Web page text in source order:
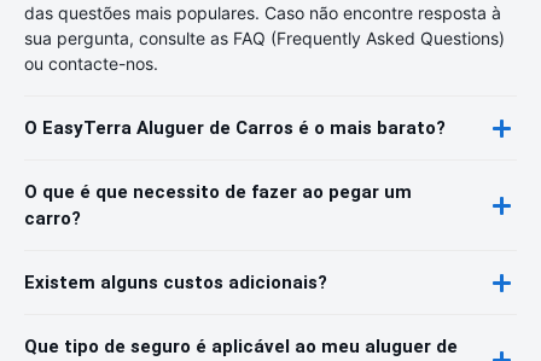
das questões mais populares. Caso não encontre resposta à
sua pergunta, consulte as FAQ (Frequently Asked Questions)
ou contacte-nos.
O EasyTerra Aluguer de Carros é o mais barato?
O que é que necessito de fazer ao pegar um
carro?
Existem alguns custos adicionais?
Que tipo de seguro é aplicável ao meu aluguer de